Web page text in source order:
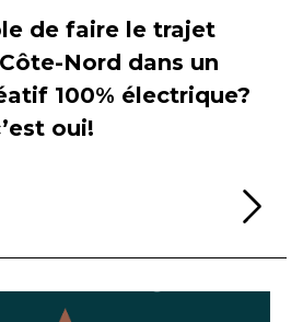
de faire le trajet
Nord dans un
100% électrique?
oui!